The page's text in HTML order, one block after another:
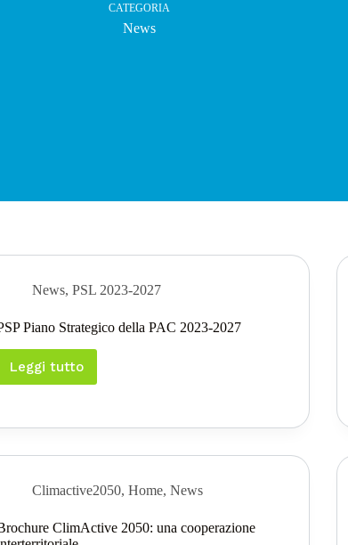
CATEGORIA
News
News,PSL 2023-2027
Piano Strategico della PAC 2023-2027
Leggi tutto
PSP
Piano
2023-
Climactive2050,Home,News
ClimActive 2050: una cooperazione